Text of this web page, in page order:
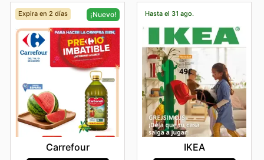
Expira en 2 días ¡Nuevo!
Carrefour
Hasta el 31 ago.
IKEA